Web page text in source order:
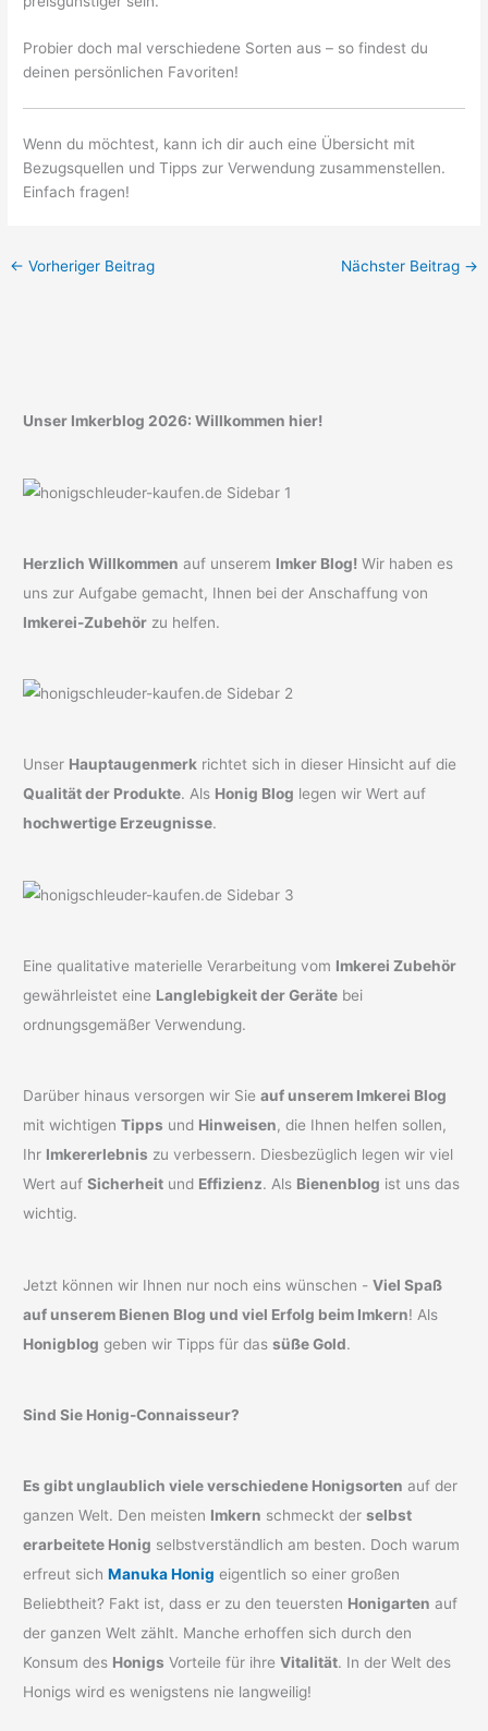
Probier doch mal verschiedene Sorten aus – so findest du
deinen persönlichen Favoriten!
Wenn du möchtest, kann ich dir auch eine Übersicht mit
Bezugsquellen und Tipps zur Verwendung zusammenstellen.
Einfach fragen!
← Vorheriger Beitrag Nächster Beitrag →
Unser Imkerblog 2026: Willkommen hier!
Herzlich Willkommen auf unserem Imker Blog! Wir haben es
uns zur Aufgabe gemacht, Ihnen bei der Anschaffung von
Imkerei-Zubehör zu helfen.
Unser Hauptaugenmerk richtet sich in dieser Hinsicht auf die
Qualität der Produkte. Als Honig Blog legen wir Wert auf
hochwertige Erzeugnisse.
Eine qualitative materielle Verarbeitung vom Imkerei Zubehör
gewährleistet eine Langlebigkeit der Geräte bei
ordnungsgemäßer Verwendung.
Darüber hinaus versorgen wir Sieauf unserem Imkerei Blog
mit wichtigenTipps und Hinweisen, die Ihnen helfen sollen,
Ihr Imkererlebnis zu verbessern. Diesbezüglich legen wir viel
Wert aufSicherheit und Effizienz. Als Bienenblog ist uns das
wichtig.
Jetzt können wir Ihnen nur noch eins wünschen -Viel Spaß
auf unserem Bienen Blog und viel Erfolg beim Imkern! Als
Honigblog geben wir Tipps für dassüße Gold.
Sind Sie Honig-Connaisseur?
Es gibt unglaublich viele verschiedene Honigsorten auf der
ganzen Welt. Den meisten Imkern schmeckt derselbst
erarbeitete Honig selbstverständlich am besten. Doch warum
erfreut sichManuka Honig eigentlich so einer großen
Beliebtheit? Fakt ist, dass er zu den teuersten Honigarten auf
der ganzen Welt zählt. Manche erhoffen sich durch den
Konsum des Honigs Vorteile für ihreVitalität. In der Welt des
Honigs wird es wenigstens nie langweilig!